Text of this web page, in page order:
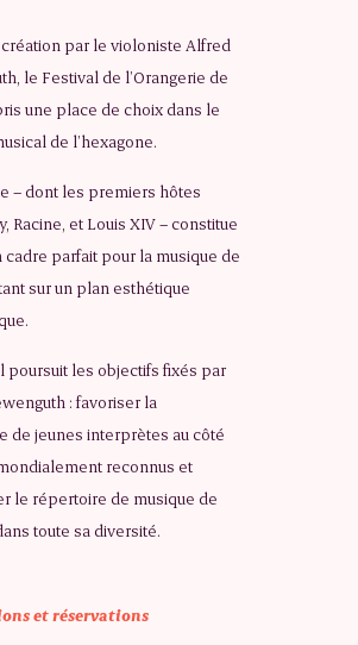
par le violoniste Alfred
le Festival de l’Orangerie de
une place de choix dans le
de l’hexagone.
– dont les premiers hôtes
Racine, et Louis XIV – constitue
cadre parfait pour la musique de
sur un plan esthétique
poursuit les objectifs fixés par
: favoriser la
de jeunes interprètes au côté
reconnus et
le répertoire de musique de
toute sa diversité.
et réservations